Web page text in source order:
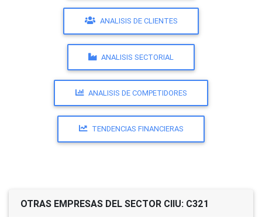
ANALISIS DE CLIENTES
ANALISIS SECTORIAL
ANALISIS DE COMPETIDORES
TENDENCIAS FINANCIERAS
OTRAS EMPRESAS DEL SECTOR CIIU: C321